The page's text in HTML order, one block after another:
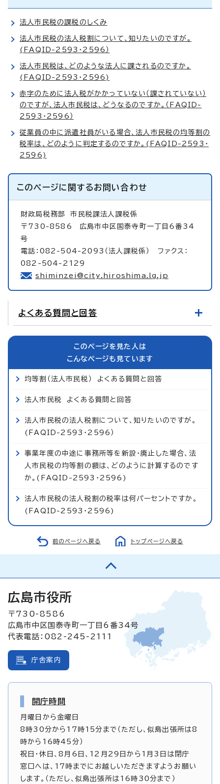
法人市民税の課税のしくみ
法人市民税の法人税割について、知りたいのですが。
(FAQID-2593・2596）
法人市民税は、どのような法人に課されるのですか。
(FAQID-2593・2596)
赤字のために法人税がかかっていない（課されていない）
のですが、法人市民税は、どうなるのですか。（FAQID-
2593・2596）
従業員の中に派遣社員がいる場合、法人市民税の均等割の
税率は、どのように判定するのですか。(FAQID-2593・
2596)
このページに関するお問い合わせ
財政局税務部市民税課法人課税係
〒730-8586 広島市中区国泰寺町一丁目6番34
号
電話：082-504-2093（法人課税係） ファクス：
082-504-2129
shiminzei@city.hiroshima.lg.jp
よくある質問と回答
このページを見た人は
こんなページも見ています
均等割（法人市民税） よくある質問と回答
法人市民税 よくある質問と回答
法人市民税の法人税割について、知りたいのですが。
(FAQID-2593・2596）
事業年度の中途に事務所等を新設・廃止した場合、法
人市民税の均等割の額は、どのように計算するのです
か。(FAQID-2593・2596)
法人市民税の法人税割の税率は何パーセントですか。
(FAQID-2593・2596)
前のページへ戻る トップページへ戻る
広島市役所
〒730-8586
広島市中区国泰寺町一丁目6番34号
代表電話：082-245-2111
庁舎案内
開庁時間
月曜日から金曜日
8時30分から17時15分まで（ただし、似島出張所は8
時から16時45分）
祝日・休日、8月6日、12月29日から1月3日は閉庁
窓口へは、17時までにお越しいただきますようお願い
します。（ただし、似島出張所は16時30分まで）